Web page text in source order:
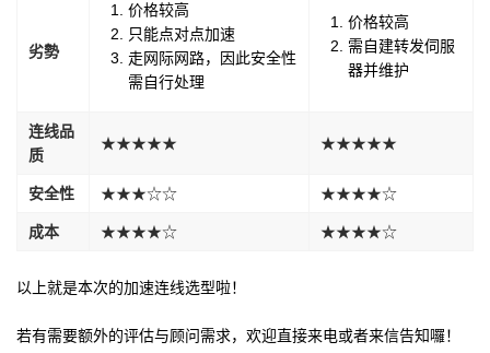
劣勢
价格较高
只能点对点加速
走网际网路，因此安全性
需自行处理
价格较高
需自建转发伺服
器并维护
连线品
质
★★★★★ ★★★★★
安全性 ★★★☆☆ ★★★★☆
成本 ★★★★☆ ★★★★☆
以上就是本次的加速连线选型啦！
若有需要额外的评估与顾问需求，欢迎直接来电或者来信告知囉！